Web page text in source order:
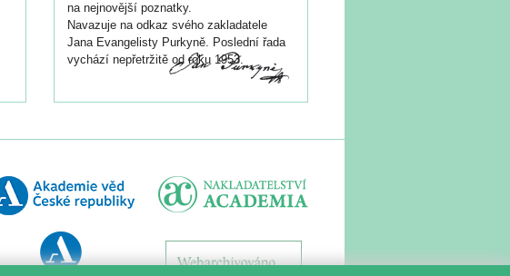
na nejnovější poznatky.
Navazuje na odkaz svého zakladatele
Jana Evangelisty Purkyně. Poslední řada
vychází nepřetržitě od roku 1953.